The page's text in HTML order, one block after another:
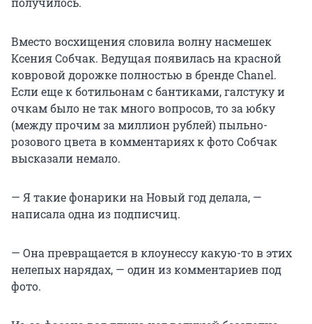
Вместо восхищения словила волну насмешек
Ксения Собчак. Ведущая появилась на красной
ковровой дорожке полностью в бренде Chanel.
Если еще к ботильонам с бантиками, галстуку и
очкам было не так много вопросов, то за юбку
(между прочим за миллион рублей) пыльно-
розового цвета в комментариях к фото Собчак
высказали немало.
— Я такие фонарики на Новый год делала, —
написала одна из подписчиц.
— Она превращается в клоунессу какую-то в этих
нелепых нарядах, — один из комментариев под
фото.